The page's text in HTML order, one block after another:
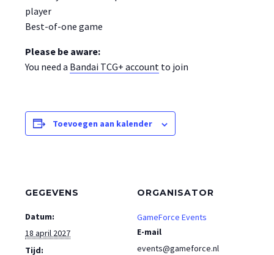
player
Best-of-one game
Please be aware:
You need a Bandai TCG+ account to join
Toevoegen aan kalender
GEGEVENS
Datum:
18 april 2027
Tijd:
ORGANISATOR
GameForce Events
E-mail
events@gameforce.nl